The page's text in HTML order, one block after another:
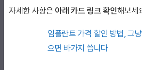
자세한 사항은 아래 카드 링크 확인해보세
임플란트 가격 할인 방법, 그
으면 바가지 씁니다